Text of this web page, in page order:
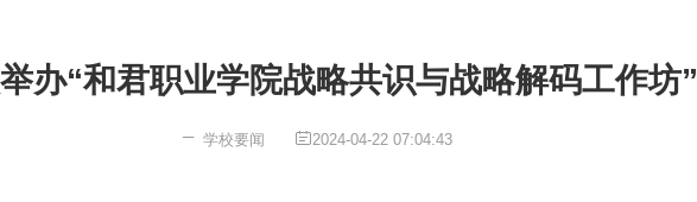
办“和君职业学院战略共识与战略解码工作坊”
学校要闻 2024-04-22 07:04:43